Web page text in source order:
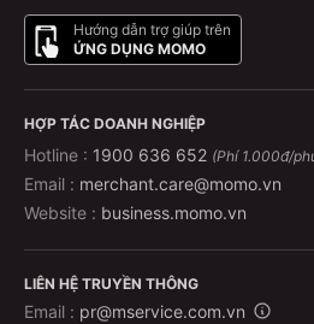
Hướng dẫn trợ giúp trên
ỨNG DỤNG MOMO
HỢP TÁC DOANH NGHIỆP
Hotline : 1900 636 652 (Phí 1.000đ/
Email : merchant.care@momo.vn
Website : business.momo.vn
LIÊN HỆ TRUYỀN THÔNG
Email : pr@mservice.com.vn